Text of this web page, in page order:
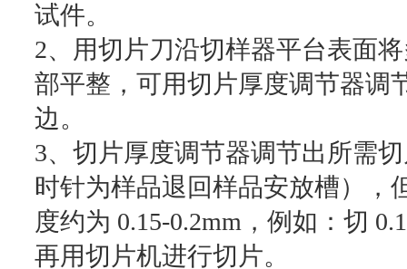
试件。
2、用切片刀沿切样器平台表面
部平整，可用切片厚度调节器调
边。
3、切片厚度调节器调节出所需
时针为样品退回样品安放槽），
度约为 0.15-0.2mm，例如：切
再用切片机进行切片。